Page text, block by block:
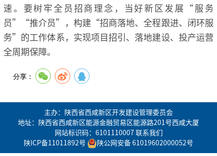
速。要树牢全员招商理念，当好新区发展“服务
员”“推介员”，构建“招商落地、全程跟进、闭环服
务”的工作体系，实现项目招引、落地建设、投产运营
全周期保障。
分享：
主办：陕西省西咸新区开发建设管理委员会
地址：陕西省西咸新区能源金融贸易区能源路201号西咸大厦
网站标识码：6101110007 联系我们
陕ICP备11011892号
陕公网安备 61019602000052号